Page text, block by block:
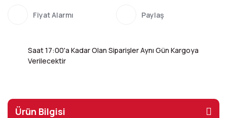
Fiyat Alarmı Paylaş
Saat 17:00'a Kadar Olan Siparişler Aynı Gün Kargoya
Verilecektir
Ürün Bilgisi